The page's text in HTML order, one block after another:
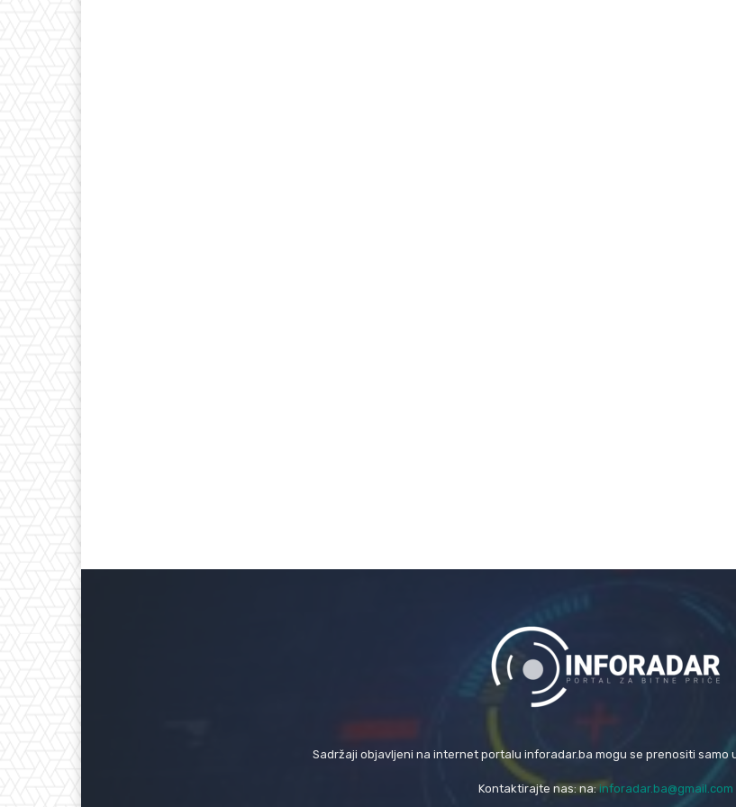
Sadržaji objavljeni na internet portalu inforadar.ba mogu se prenositi samo
Kontaktirajte nas: na:inforadar.ba@gmail.com